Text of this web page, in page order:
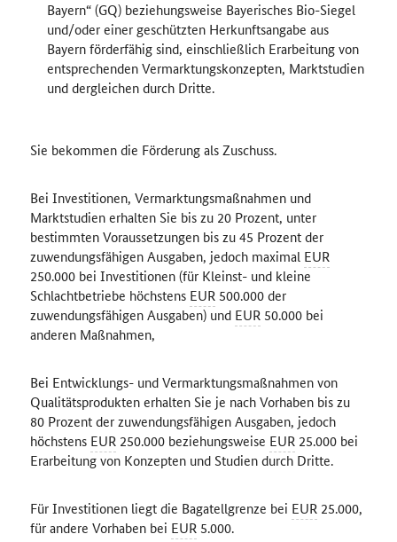
Bayern“ (GQ) beziehungsweise Bayerisches Bio-Siegel
und/oder einer geschützten Herkunftsangabe aus
Bayern förderfähig sind, einschließlich Erarbeitung von
entsprechenden Vermarktungskonzepten, Marktstudien
und dergleichen durch Dritte.
Sie bekommen die Förderung als Zuschuss.
Bei Investitionen, Vermarktungsmaßnahmen und
Marktstudien erhalten Sie bis zu 20 Prozent, unter
bestimmten Voraussetzungen bis zu 45 Prozent der
zuwendungsfähigen Ausgaben, jedoch maximal EUR
250.000 bei Investitionen (für Kleinst- und kleine
Schlachtbetriebe höchstens EUR500.000 der
zuwendungsfähigen Ausgaben) und EUR50.000 bei
anderen Maßnahmen,
Bei Entwicklungs- und Vermarktungsmaßnahmen von
Qualitätsprodukten erhalten Sie je nach Vorhaben bis zu
80 Prozent der zuwendungsfähigen Ausgaben, jedoch
höchstens EUR250.000 beziehungsweise EUR25.000 bei
Erarbeitung von Konzepten und Studien durch Dritte.
Für Investitionen liegt die Bagatellgrenze bei EUR25.000,
für andere Vorhaben bei EUR5.000.